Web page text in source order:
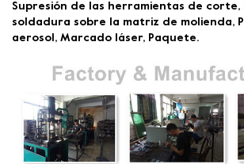
Supresión de las herramientas de corte,
soldadura sobre la matriz de molienda,
aerosol, Marcado láser, Paquete.